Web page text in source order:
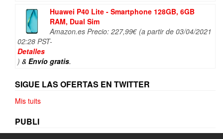
Huawei P40 Lite - Smartphone 128GB, 6GB
RAM, Dual Sim
Amazon.es Precio: 227,99€ (a partir de 03/04/2021
02:28 PST-
Detalles
) & Envío gratis.
SIGUE LAS OFERTAS EN TWITTER
Mis tuits
PUBLI